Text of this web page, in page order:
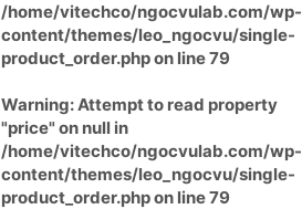
/home/vitechco/ngocvulab.com/wp-
content/themes/leo_ngocvu/single-
product_order.phpon line79
Warning: Attempt to read property
"price" on null in
/home/vitechco/ngocvulab.com/wp-
content/themes/leo_ngocvu/single-
product_order.phpon line79